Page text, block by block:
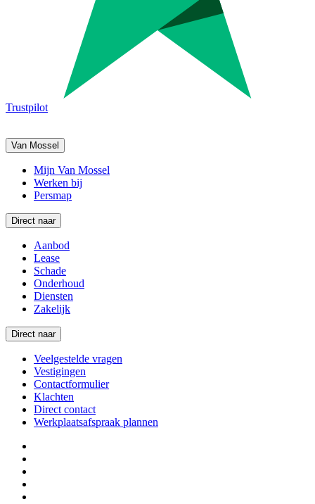
Trustpilot
Van Mossel
Mijn Van Mossel
Werken bij
Persmap
Direct naar
Aanbod
Lease
Schade
Onderhoud
Diensten
Zakelijk
Direct naar
Veelgestelde vragen
Vestigingen
Contactformulier
Klachten
Direct contact
Werkplaatsafspraak plannen